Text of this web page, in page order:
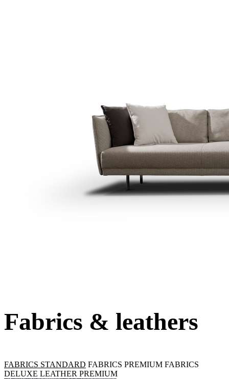
Fabrics & leathers
FABRICS STANDARD FABRICS PREMIUM FABRICS
DELUXE LEATHER PREMIUM